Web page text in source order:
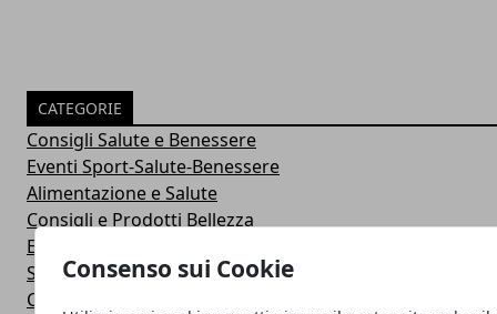
Consenso sui Cookie
CATEGORIE
Consigli Salute e Benessere
Eventi Sport-Salute-Benessere
Alimentazione e Salute
Consigli e Prodotti Bellezza
Esercizi Ginnastica in Casa
Sintomi Malattie e Cura
Centri Benessere Spa e Terme